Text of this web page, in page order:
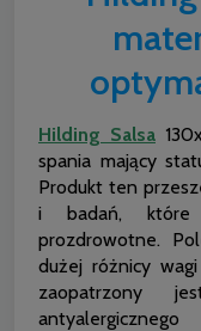
Hilding Salsa
spania mający
Produkt ten
i badań, które
prozdrowotne.
dużej różnicy
zaopatrzony